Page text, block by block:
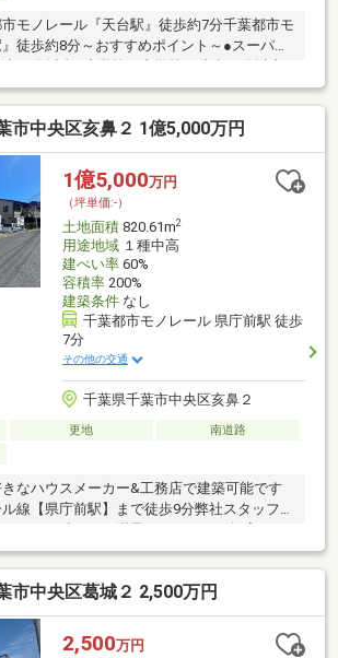
モノレール『天台駅』徒歩約7分千葉都市モ
徒歩約8分～おすすめポイント～●スーパー
土地●建築条件なし●お好きなハウスメーカ
パート建築可～周辺環境～千葉市立都賀小
千葉市立都賀中学校・・・徒歩約10分ベル
徒歩約8分ローソン稲毛作草部店・・・徒歩
グ作草部店・・・徒歩約3分千葉作草部郵便
葉市天台保育所・・・徒歩約6分
市中央区亥鼻２ 1億5,000万円
1億5,000万円
（坪単価:-）
土地面積820.61m2
用途地域１種中高
建ぺい率60%
容積率200%
建築条件なし
千葉都市モノレール 県庁前駅 徒歩
7分
その他の交通
千葉県千葉市中央区亥鼻２
更地
南道路
なハウスメーカー&工務店で建築可能です
線【県庁前駅】まで徒歩9分弊社スタッフが
物件はミライエにお任せ下さい♪皆様のお問
す。
市中央区葛城２ 2,500万円
2,500万円